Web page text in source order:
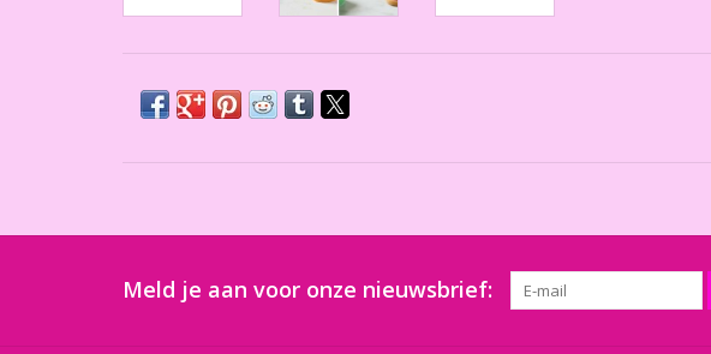
Meld je aan voor onze nieuwsbrief: